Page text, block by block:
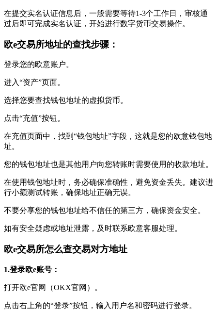
在提交实名认证信息后，一般需要等待1-3个工作日，审核通
过后即可完成实名认证，开始进行数字货币交易操作。
欧e交易所地址的查找步骤：
登录您的欧意账户。
进入“资产”页面。
选择您要查找钱包地址的虚拟货币。
点击“充值”按钮。
在充值页面中，找到“钱包地址”字段，这就是您的欧意钱包地
址。
您的钱包地址也是其他用户向您转账时需要使用的收款地址。
在使用钱包地址时，务必确保准确性，避免资金丢失。建议进
行小额测试转账，确保地址正确无误。
不要分享您的钱包地址给不信任的第三方，确保资金安全。
如有安全疑虑或地址泄露，及时联系欧意客服处理。
欧e交易所怎么查交易对方地址
1.登录欧e账号：
打开欧e官网（OKX官网）。
点击右上角的“登录”按钮，输入用户名和密码进行登录。